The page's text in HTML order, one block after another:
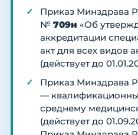
Приказ Минздрава
№ 709н «Об
аккредитации
акт для всех видов
(действует до
Приказ Минздрава
—
среднему
(действует до